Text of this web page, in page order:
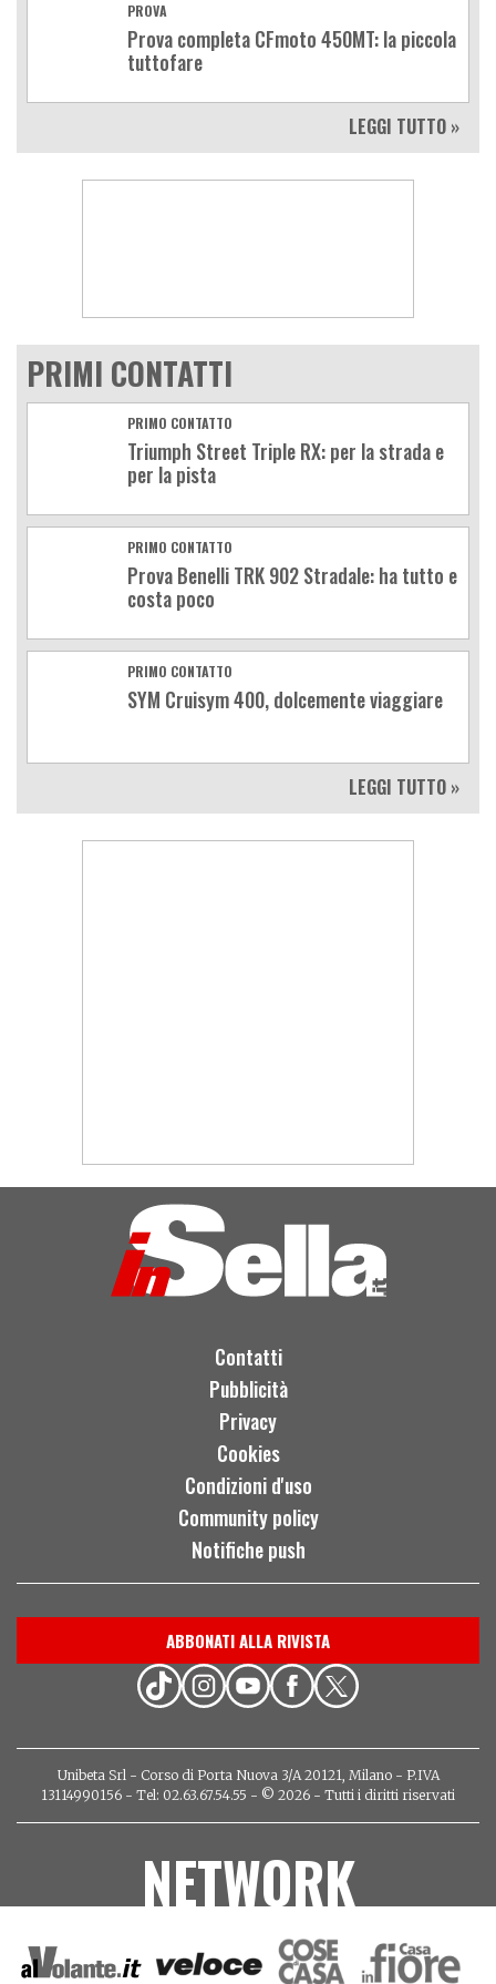
PROVA
Prova completa CFmoto 450MT: la piccola
tuttofare
LEGGI TUTTO »
PRIMI CONTATTI
PRIMO CONTATTO
Triumph Street Triple RX: per la strada e
per la pista
PRIMO CONTATTO
Prova Benelli TRK 902 Stradale: ha tutto e
costa poco
PRIMO CONTATTO
SYM Cruisym 400, dolcemente viaggiare
LEGGI TUTTO »
Contatti
Pubblicità
Privacy
Cookies
Condizioni d'uso
Community policy
Notifiche push
ABBONATI ALLA RIVISTA
Unibeta Srl - Corso di Porta Nuova 3/A 20121, Milano - P.IVA
13114990156 - Tel: 02.63.67.54.55 - © 2026 - Tutti i diritti riservati
NETWORK